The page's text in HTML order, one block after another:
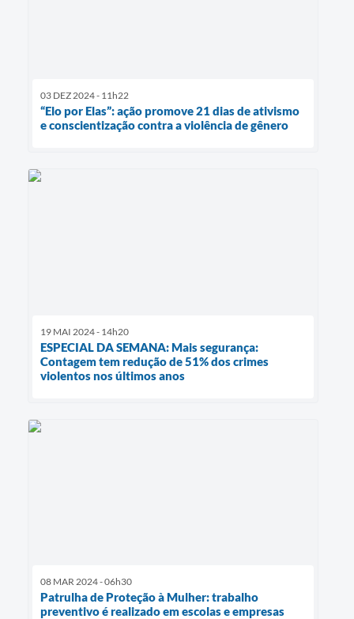
03 DEZ 2024 - 11h22
“Elo por Elas”: ação promove 21 dias de ativismo
e conscientização contra a violência de gênero
19 MAI 2024 - 14h20
ESPECIAL DA SEMANA: Mais segurança:
Contagem tem redução de 51% dos crimes
violentos nos últimos anos
08 MAR 2024 - 06h30
Patrulha de Proteção à Mulher: trabalho
preventivo é realizado em escolas e empresas